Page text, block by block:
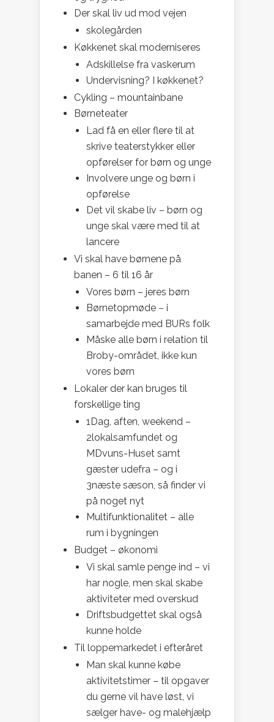
Der skal liv ud mod vejen
skolegården
Køkkenet skal moderniseres
Adskillelse fra vaskerum
Undervisning? I køkkenet?
Cykling – mountainbane
Børneteater
Lad få en eller flere til at
skrive teaterstykker eller
opførelser for børn og unge
Involvere unge og børn i
opførelse
Det vil skabe liv – børn og
unge skal være med til at
lancere
Vi skal have børnene på
banen – 6 til 16 år
Vores børn – jeres børn
Børnetopmøde – i
samarbejde med BURs folk
Måske alle børn i relation til
Broby-området, ikke kun
vores børn
Lokaler der kan bruges til
forskellige ting
1Dag, aften, weekend –
2lokalsamfundet og
MDvuns-Huset samt
gæster udefra – og i
3næste sæson, så finder vi
på noget nyt
Multifunktionalitet – alle
rum i bygningen
Budget – økonomi
Vi skal samle penge ind – vi
har nogle, men skal skabe
aktiviteter med overskud
Driftsbudgettet skal også
kunne holde
Til loppemarkedet i efteråret
Man skal kunne købe
aktivitetstimer – til opgaver
du gerne vil have løst, vi
sælger have- og malehjælp